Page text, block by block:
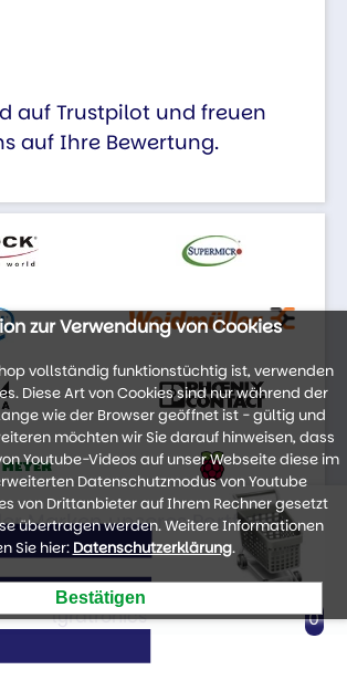
auf Trustpilot und freuen
auf Ihre Bewertung.
Marken unseres Portfolios
lyratronics
zur Verwendung von Cookies
vollständig funktionstüchtig ist, verwenden
Diese Art von Cookies sind nur während der
wie der Browser geöffnet ist - gültig und
möchten wir Sie darauf hinweisen, dass
Youtube-Videos auf unser Webseite diese im
Datenschutzmodus von Youtube
von Drittanbieter auf Ihrem Rechner gesetzt
übertragen werden. Weitere Informationen
Sie hier: Datenschutzerklärung.
0